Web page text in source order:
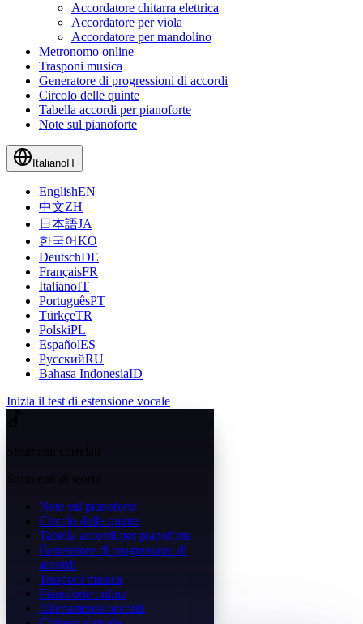
Accordatore chitarra elettrica
Accordatore per viola
Accordatore per mandolino
Metronomo online
Trasponi musica
Generatore di progressioni di accordi
Circolo delle quinte
Tabella accordi per pianoforte
Note sul pianoforte
Italiano IT
EnglishEN
中文ZH
日本語JA
한국어KO
DeutschDE
FrançaisFR
ItalianoIT
PortuguêsPT
TürkçeTR
PolskiPL
EspañolES
РусскийRU
Bahasa IndonesiaID
Inizia il test di estensione vocale
Strumenti di teoria
Note sul pianoforte
Circolo delle quinte
Tabella accordi per pianoforte
Generatore di progressioni di
accordi
Trasponi musica
Pianoforte online
Allenamento accordi